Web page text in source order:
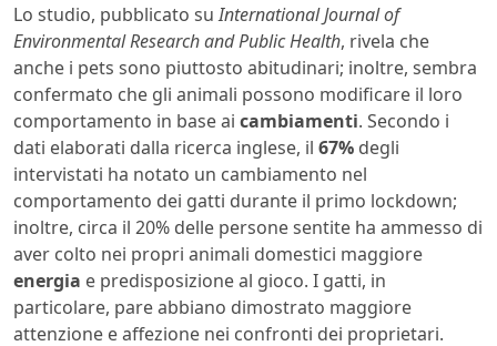
Lo studio, pubblicato suInternational Journal of
Environmental Research and Public Health, rivela che
anche i pets sono piuttosto abitudinari; inoltre, sembra
confermato che gli animali possono modificare il loro
comportamento in base ai cambiamenti. Secondo i
dati elaborati dalla ricerca inglese, il 67% degli
intervistati ha notato un cambiamento nel
comportamento dei gatti durante il primo lockdown;
inoltre, circa il 20% delle persone sentite ha ammesso di
aver colto nei propri animali domestici maggiore
energia e predisposizione al gioco. I gatti, in
particolare, pare abbiano dimostrato maggiore
attenzione e affezione nei confronti dei proprietari.